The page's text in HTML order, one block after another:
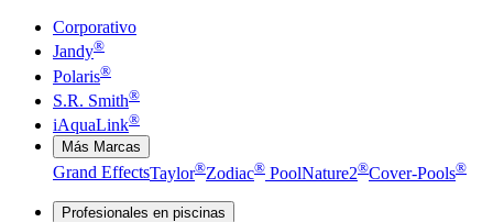
Corporativo
Jandy®
Polaris®
S.R. Smith®
iAquaLink®
Más Marcas
Grand EffectsTaylor®Zodiac® PoolNature2®Cover-Pools®
Profesionales en piscinas